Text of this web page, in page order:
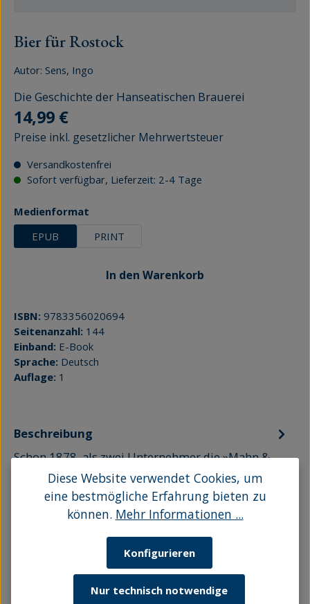
Bier für Rostock
Autor: Sens, Ingo
Die Geschichte der Hanseatischen Brauerei
Regulärer Preis:
14,99 €
Preise inkl. gesetzlicher Mehrwertsteuer
Versandkostenfrei
Sofort verfügbar, Lieferzeit: 2-4 Tage
Medienformat
EPUB
PRINT
In den Warenkorb
ISBN: 9783356020694
Seitenanzahl: 144
Einband: E-Book
Sprache: Deutsch
Auflage: 1
Beschreibung
Schon 1878, als zwei Unternehmer die »Mahn &
Ohlerich Bierbrauerei oHG« in Rostock gründeten,
wurde nach dem Reinheitsge…Mehr
Bewertungen
Diese Website verwendet Cookies, um
eine bestmögliche Erfahrung bieten zu
können. Mehr Informationen ...
Nur technisch notwendige
Konfigurieren